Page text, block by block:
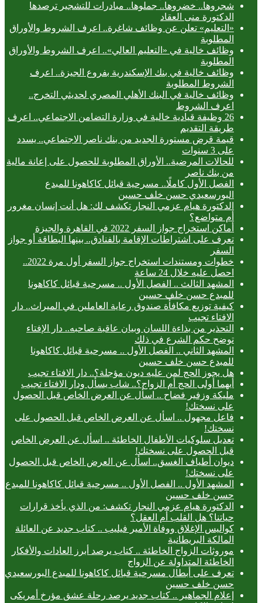
شجروها.. خضروها.. جملوها.. مبادرات للتشجير ترصدها
الدكتورة منى العقاد
«التعليم» تعلن عن وظائف شاغرة.. اعرف الشروط والأوراق
المطلوبة
وظائف خالية في «التعليم العالي».. اعرف الشروط والأوراق
المطلوبة
وظائف خالية في بنك الإسكندرية بفروع الجيزة.. اعرف
الشروط المطلوبة
وظائف خالية في البنك الأهلي المصري لحديثي التخرج..
اعرف الشروط
26 وظيفة قيادية خالية في وزارة التضامن الاجتماعي.. اعرف
طريقة التقديم
قيمة قرض مستورة الجديد من بنك ناصر الاجتماعي.. يسدد
على 3 سنوات
للحالات المرضية.. الأوراق المطلوبة للحصول على إعانة مالية
من بنك ناصر
الفصل الأول كاملًا.. مسرحية قبائل كاكاهونا للمبدع
البورسعيدي حسن خلف حسين
الدكتورة هيام عزمي النجار تكشف لك: هل أنت إنسان مغرور
أم متواضع؟
أماكن استخراج جواز السفر 2022 في القاهرة والجيزة
تعرف على اشتراطات الإقامة بالفنادق.. بينها البطاقة أو جواز
السفر
خطوات ومستندات استخراج جواز السفر أول مرة 2022..
احصل عليه خلال 24 ساعة
المشهد الثالث .. الفصل الأول .. مسرحية قبائل كاكاهونا
للمبدع حسن خلف حسين
كيفية توزيع مكافأة صندوق رعاية العاملين في الميراث.. دار
الافتاء تجيب
التحذير من بذاءة اللسان وبيان عاقبة صاحبه.. دار الإفتاء
توضح حكم الشرع في ذلك
المشهد الثاني .. الفصل الأول .. مسرحية قبائل كاكاهونا
للمبدع حسن خلف حسين
هل يجوز الحج لمن عليه ديون مؤجلة؟.. دار الافتاء تجيب
أيهما أولى الحج أم الزواج؟.. شاب يسأل ودار الافتاء تجيب
مليكة وزفير فضاح .. اسأل عن العرض الخاص قبل الحصول
على نسختك!
فاعل مجهول .. اسأل عن العرض الخاص قبل الحصول على
نسختك!
تعديل سلوكيات الأطفال الخاطئة .. اسأل عن العرض الخاص
قبل الحصول على نسختك!
ديوان أطياف الغسق.. اسأل عن العرض الخاص قبل الحصول
على نسختك!
المشهد الأول .. الفصل الأول .. مسرحية قبائل كاكاهونا للمبدع
حسن خلف حسين
الدكتورة هيام عزمي النجار تكشف: من الذي يأخذ قرارات
حياتنا؟ هل القلب أم العقل؟
كواليس الإغلاق ووفاة الأمير فيليب .. كتاب جديد عن العائلة
المالكة البريطانية
موروثات الزواج الخاطئة .. كتاب يرصد أبرز العادات والأفكار
الخاطئة المتداولة عن الزواج
تعرف على أبطال مسرحية قبائل كاكاهونا للمبدع البورسعيدي
حسن خلف حسين
إعلام الجماهير .. كتاب جديد يرصد رحلة عشق مؤرخ أمريكى